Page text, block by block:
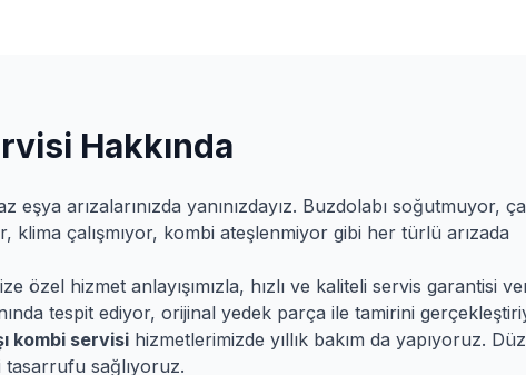
Hakkında
eşya arızalarınızda yanınızdayız. Buzdolabı soğutmuyor,
klima çalışmıyor, kombi ateşlenmiyor gibi her türlü arızada
özel hizmet anlayışımızla, hızlı ve kaliteli servis garantisi
tespit ediyor, orijinal yedek parça ile tamirini
kombi servisi hizmetlerimizde yıllık bakım da yapıyoruz.
tasarrufu sağlıyoruz.